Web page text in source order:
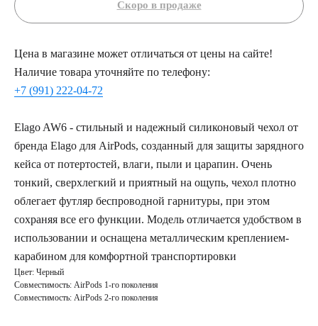
Цена в магазине может отличаться от цены на сайте!
Наличие товара уточняйте по телефону:
+7 (991) 222-04-72
Elago AW6 - стильный и надежный силиконовый чехол от
бренда Elago для AirPods, созданный для защиты зарядного
кейса от потертостей, влаги, пыли и царапин. Очень
тонкий, сверхлегкий и приятный на ощупь, чехол плотно
облегает футляр беспроводной гарнитуры, при этом
сохраняя все его функции. Модель отличается удобством в
использовании и оснащена металлическим креплением-
карабином для комфортной транспортировки
Цвет: Черный
Совместимость: AirPods 1-го поколения
Совместимость: AirPods 2-го поколения